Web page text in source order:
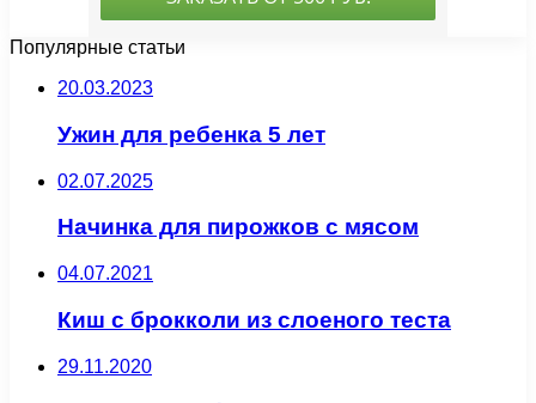
Популярные статьи
20.03.2023
Ужин для ребенка 5 лет
02.07.2025
Начинка для пирожков с мясом
04.07.2021
Киш с брокколи из слоеного теста
29.11.2020